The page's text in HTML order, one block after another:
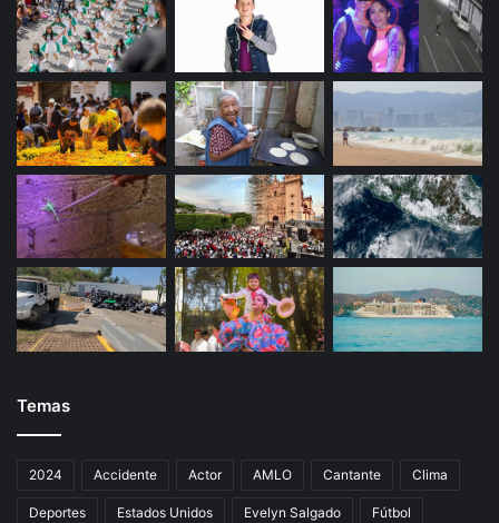
Temas
2024 Accidente Actor AMLO Cantante Clima
Deportes Estados Unidos Evelyn Salgado Fútbol